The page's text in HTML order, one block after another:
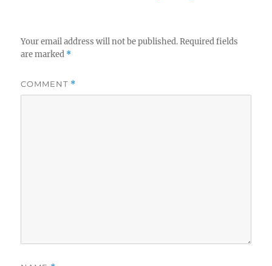
Your email address will not be published. Required fields
are marked *
COMMENT *